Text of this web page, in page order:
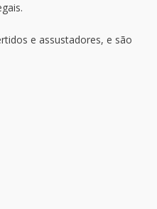
e assustadores, e são